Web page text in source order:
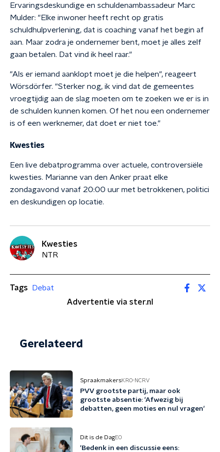
Ervaringsdeskundige en schuldenambassadeur Marc
Mulder: "Elke inwoner heeft recht op gratis
schuldhulpverlening, dat is coaching vanaf het begin af
aan. Maar zodra je ondernemer bent, moet je alles zelf
gaan betalen. Dat vind ik heel raar."
"Als er iemand aanklopt moet je die helpen", reageert
Wörsdörfer. "Sterker nog, ik vind dat de gemeentes
vroegtijdig aan de slag moeten om te zoeken we er is in
de schulden kunnen komen. Of het nou een ondernemer
is of een werknemer, dat doet er niet toe."
Kwesties
Een live debatprogramma over actuele, controversiële
kwesties. Marianne van den Anker praat elke
zondagavond vanaf 20:00 uur met betrokkenen, politici
en deskundigen op locatie.
Kwesties
NTR
Tags
Debat
Advertentie via ster.nl
Gerelateerd
SpraakmakersKRO-NCRV
PVV grootste partij, maar ook
grootste absentie: 'Afwezig bij
debatten, geen moties en nul vragen'
Dit is de DagEO
'Bedenk in een discussie eens: